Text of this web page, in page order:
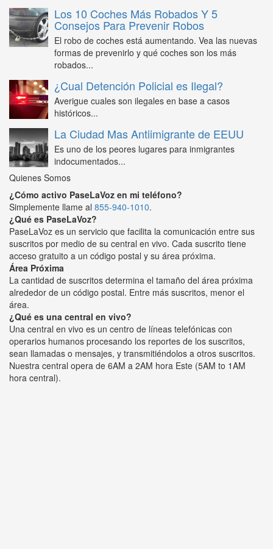
Los 10 Coches Más Robados Y 5
Consejos Para Prevenir Robos
El robo de coches está aumentando. Vea las nuevas
formas de prevenirlo y qué coches son los más
robados...
¿Cual Detención Policial es Ilegal?
Averigue cuales son ilegales en base a casos
históricos...
La Ciudad Mas Antiimigrante de EEUU
Es uno de los peores lugares para inmigrantes
indocumentados...
Quienes Somos
¿Cómo activo PaseLaVoz en mi teléfono?
Simplemente llame al 855-940-1010.
¿Qué es PaseLaVoz?
PaseLaVoz es un servicio que facilita la comunicación entre sus
suscritos por medio de su central en vivo. Cada suscrito tiene
acceso gratuito a un código postal y su área próxima.
Área Próxima
La cantidad de suscritos determina el tamaño del área próxima
alrededor de un código postal. Entre más suscritos, menor el
área.
¿Qué es una central en vivo?
Una central en vivo es un centro de líneas telefónicas con
operarios humanos procesando los reportes de los suscritos,
sean llamadas o mensajes, y transmitiéndolos a otros suscritos.
Nuestra central opera de 6AM a 2AM hora Este (5AM to 1AM
hora central).